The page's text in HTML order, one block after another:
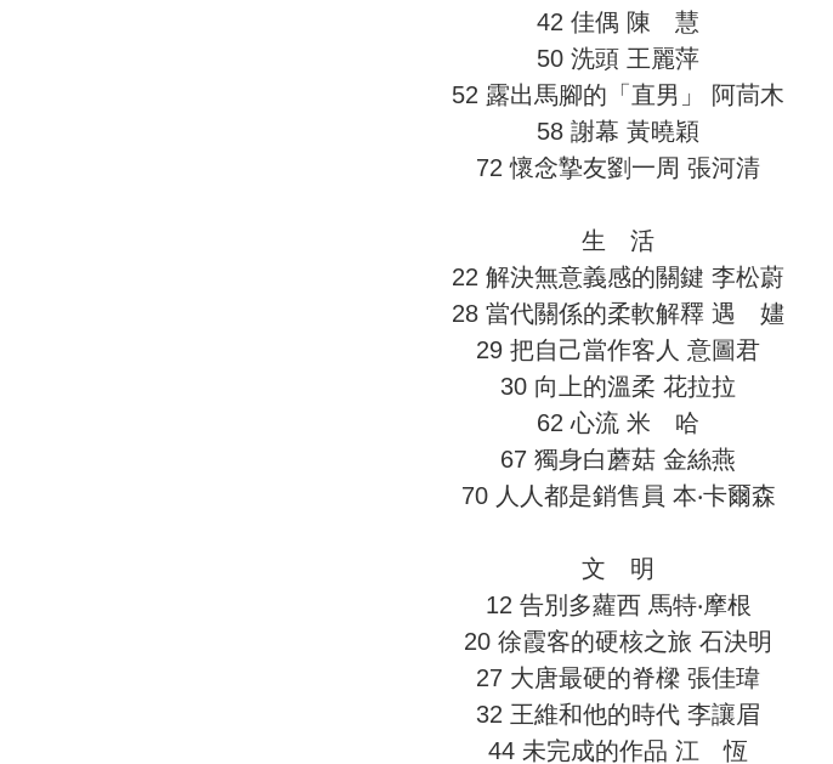
42 佳偶 陳 慧
50 洗頭 王麗萍
52 露出馬腳的「直男」 阿茼木
58 謝幕 黃曉穎
72 懷念摯友劉一周 張河清
生 活
22 解決無意義感的關鍵 李松蔚
28 當代關係的柔軟解釋 遇 嫿
29 把自己當作客人 意圖君
30 向上的溫柔 花拉拉
62 心流 米 哈
67 獨身白蘑菇 金絲燕
70 人人都是銷售員 本‧卡爾森
文 明
12 告別多蘿西 馬特‧摩根
20 徐霞客的硬核之旅 石決明
27 大唐最硬的脊樑 張佳瑋
32 王維和他的時代 李讓眉
44 未完成的作品 江 恆